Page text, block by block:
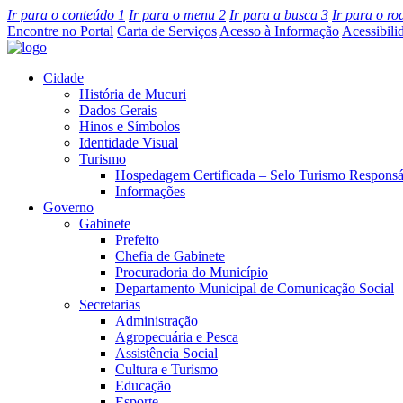
Ir para o conteúdo 1 Ir para o menu 2 Ir para a busca 3 Ir para o
Encontre no Portal Carta de Serviços Acesso à Informação
Cidade
História de Mucuri
Dados Gerais
Hinos e Símbolos
Identidade Visual
Turismo
Hospedagem Certificada – Selo Turismo
Informações
Governo
Gabinete
Prefeito
Chefia de Gabinete
Procuradoria do Município
Departamento Municipal de Comunicação Social
Secretarias
Administração
Agropecuária e Pesca
Assistência Social
Cultura e Turismo
Educação